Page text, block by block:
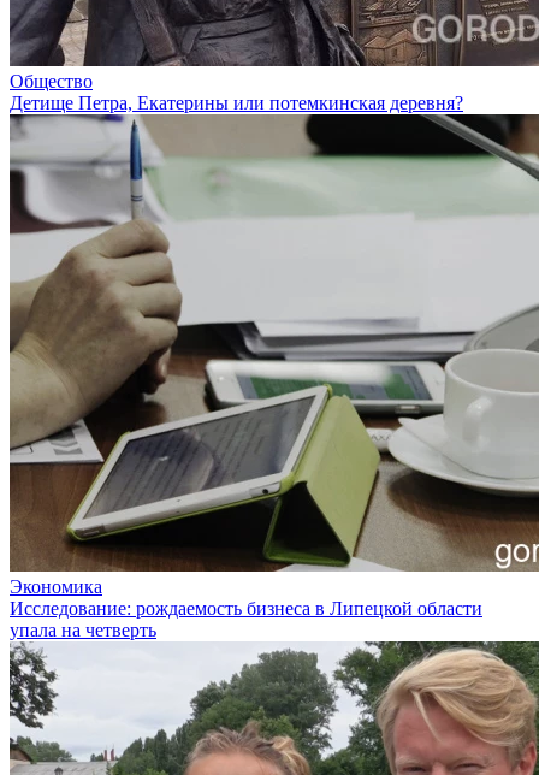
Общество
Детище Петра, Екатерины или потемкинская деревня?
Экономика
Исследование: рождаемость бизнеса в Липецкой области
упала на четверть